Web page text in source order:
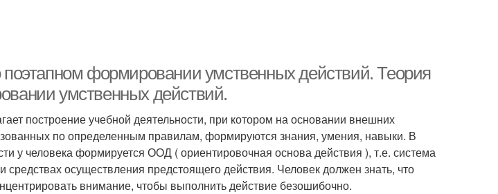
поэтапном формировании умственных действий. Теория
умственных действий.
построение учебной деятельности, при котором на основании внешних
по определенным правилам, формируются знания, умения, навыки. В
у человека формируется ООД ( ориентировочная основа действия ), т.е. система
средствах осуществления предстоящего действия. Человек должен знать, что
внимание, чтобы выполнить действие безошибочно.